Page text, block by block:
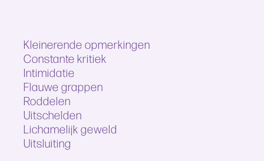
Kleinerende opmerkingen
Constante kritiek
Intimidatie
Flauwe grappen
Roddelen
Uitschelden
Lichamelijk geweld
Uitsluiting